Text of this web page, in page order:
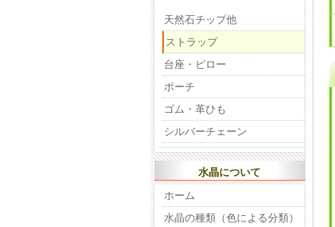
天然石チップ他
ストラップ
台座・ピロー
ポーチ
ゴム・革ひも
シルバーチェーン
水晶について
ホーム
水晶の種類（色による分類）